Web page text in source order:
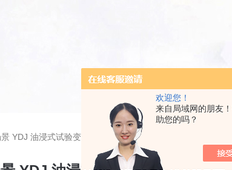
欢迎您！
来自局域网的朋友
助您的吗？
YDJ 油浸式试验变压器选型指南！武汉特高压 3 大要点 +